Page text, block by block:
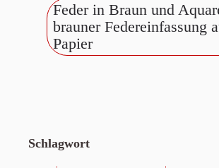
Feder in Braun und
brauner Federeinfassung
Papier
Schlagwort